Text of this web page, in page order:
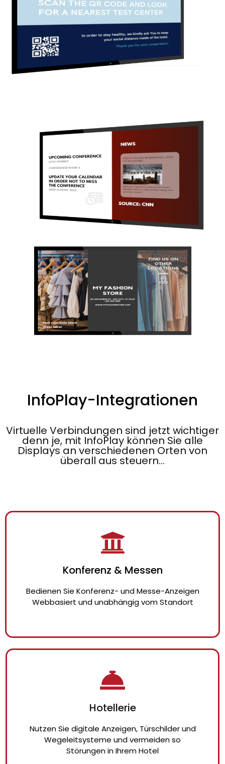
InfoPlay-Integrationen
Virtuelle Verbindungen sind jetzt wichtiger
denn je, mit InfoPlay können Sie alle
Displays an verschiedenen Orten von
überall aus steuern...
Konferenz & Messen
Bedienen Sie Konferenz- und Messe-Anzeigen
Webbasiert und unabhängig vom Standort
Hotellerie
Nutzen Sie digitale Anzeigen, Türschilder und
Wegeleitsysteme und vermeiden so
Störungen in Ihrem Hotel